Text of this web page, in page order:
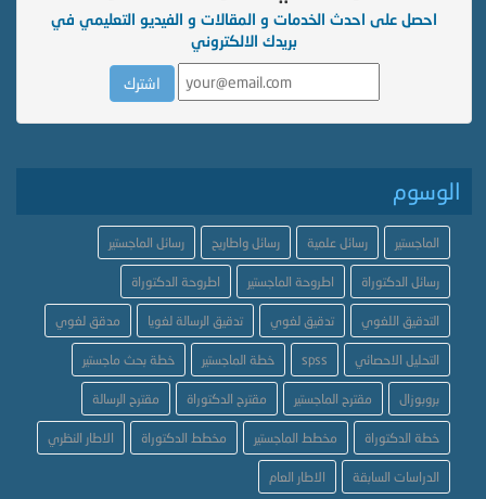
احصل على احدث الخدمات و المقالات و الفيديو التعليمي في
بريدك الالكتروني
الوسوم
الماجستير رسائل علمية رسائل واطاريح رسائل الماجستير
رسائل الدكتوراة اطروحة الماجستير اطروحة الدكتوراة
التدقيق اللغوي تدقيق لغوي تدقيق الرسالة لغويا مدقق لغوي
التحليل الاحصائي spss خطة الماجستير خطة بحث ماجستير
بروبوزال مقترح الماجستير مقترح الدكتوراة مقترح الرسالة
خطة الدكتوراة مخطط الماجستير مخطط الدكتوراة الاطار النظري
الدراسات السابقة الاطار العام